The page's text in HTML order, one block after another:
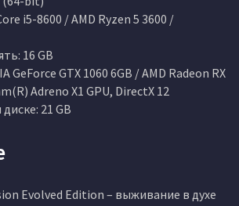
i5-8600 / AMD Ryzen 5 3600 /
16 GB
GeForce GTX 1060 6GB / AMD Radeon RX
Adreno X1 GPU, DirectX 12
21 GB
Evolved Edition – выживание в духе